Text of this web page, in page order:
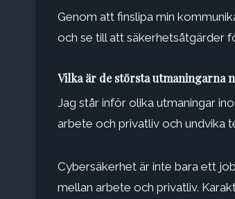
Genom att finslipa min
och se till att säkerhetsåtgärder
Vilka är de största utmaningarna
Jag står inför olika utmaningar
arbete och privatliv och undvika
Cybersäkerhet är inte bara ett
mellan arbete och privatliv.